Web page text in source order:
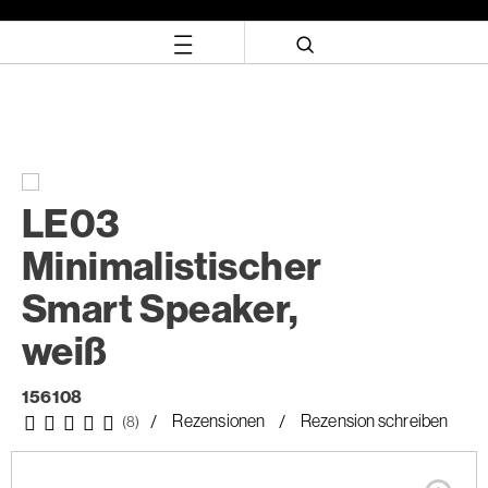
LE03
Minimalistischer
Smart Speaker,
weiß
156108
(8) Rezensionen Rezension schreiben